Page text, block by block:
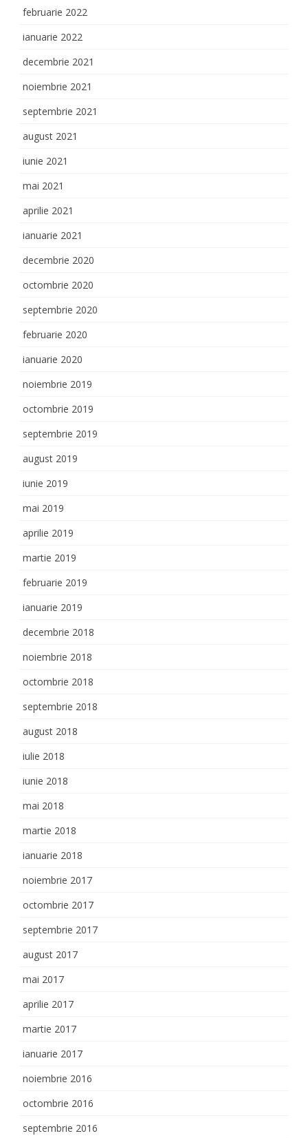
februarie 2022
ianuarie 2022
decembrie 2021
noiembrie 2021
septembrie 2021
august 2021
iunie 2021
mai 2021
aprilie 2021
ianuarie 2021
decembrie 2020
octombrie 2020
septembrie 2020
februarie 2020
ianuarie 2020
noiembrie 2019
octombrie 2019
septembrie 2019
august 2019
iunie 2019
mai 2019
aprilie 2019
martie 2019
februarie 2019
ianuarie 2019
decembrie 2018
noiembrie 2018
octombrie 2018
septembrie 2018
august 2018
iulie 2018
iunie 2018
mai 2018
martie 2018
ianuarie 2018
noiembrie 2017
octombrie 2017
septembrie 2017
august 2017
mai 2017
aprilie 2017
martie 2017
ianuarie 2017
noiembrie 2016
octombrie 2016
septembrie 2016